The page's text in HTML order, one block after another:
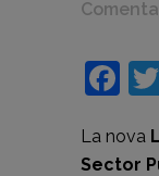
La nova
Sector